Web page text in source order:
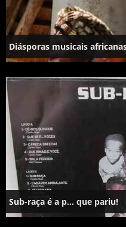
Diásporas musicais
Sub-raça é a p… que pariu!